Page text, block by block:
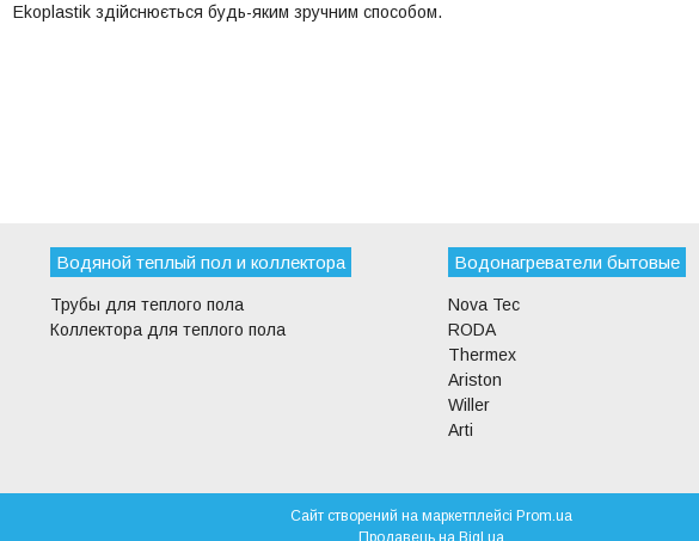
Ekoplastik здійснюється будь-яким зручним способом.
Водяной теплый пол и коллектора
Трубы для теплого пола
Коллектора для теплого пола
Водонагреватели бытовые
Nova Tec
RODA
Thermex
Ariston
Willer
Arti
Сайт створений на маркетплейсі Prom.ua
Продавець на Bigl.ua